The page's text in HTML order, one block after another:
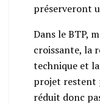
préserveront
Dans le BTP,
croissante, la
technique et
projet restent
réduit donc